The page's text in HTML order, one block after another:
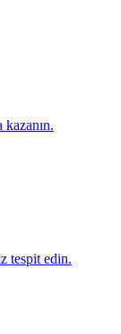
tespit edin.